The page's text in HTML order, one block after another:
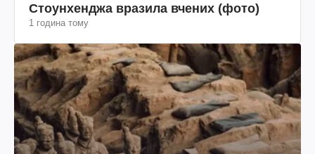
Стоунхенджа вразила вчених (фото)
1 година тому